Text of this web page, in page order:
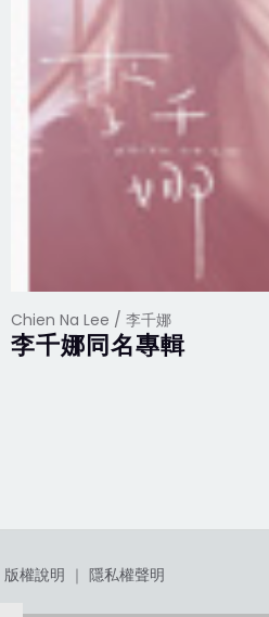
Chien Na Lee / 李千娜
李千娜同名專輯
版權說明 ｜ 隱私權聲明